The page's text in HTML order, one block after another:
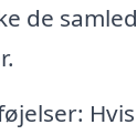
de